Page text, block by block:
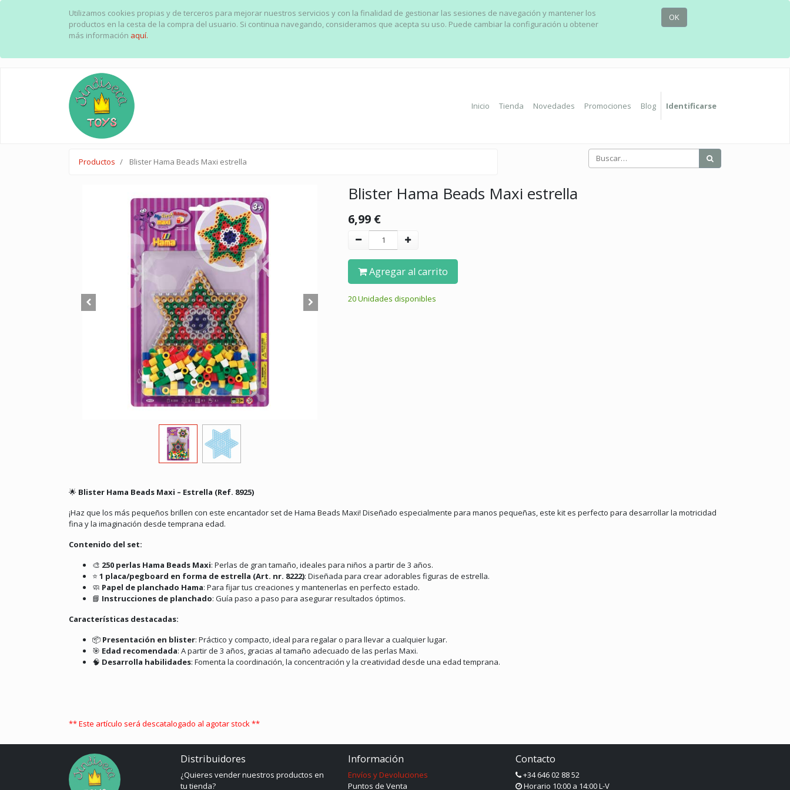
Utilizamos cookies propias y de terceros para mejorar nuestros servicios y con la finalidad de gestionar las sesiones de navegación y mantener los
productos en la cesta de la compra del usuario. Si continua navegando, consideramos que acepta su uso. Puede cambiar la configuración u obtener
más información aquí.
OK
Inicio Tienda Novedades Promociones Blog Identificarse
Productos Blister Hama Beads Maxi estrella
Blister Hama Beads Maxi estrella
6,99 €
Agregar al carrito
20 Unidades disponibles
🌟 Blister Hama Beads Maxi – Estrella (Ref. 8925)
¡Haz que los más pequeños brillen con este encantador set de Hama Beads Maxi! Diseñado especialmente para manos pequeñas, este kit es perfecto para desarrollar la motricidad
fina y la imaginación desde temprana edad.
Contenido del set:
🎨 250 perlas Hama Beads Maxi: Perlas de gran tamaño, ideales para niños a partir de 3 años.
⭐ 1 placa/pegboard en forma de estrella (Art. nr. 8222): Diseñada para crear adorables figuras de estrella.
🧼 Papel de planchado Hama: Para fijar tus creaciones y mantenerlas en perfecto estado.
📘 Instrucciones de planchado: Guía paso a paso para asegurar resultados óptimos.
Características destacadas:
📦 Presentación en blister: Práctico y compacto, ideal para regalar o para llevar a cualquier lugar.
🎯 Edad recomendada: A partir de 3 años, gracias al tamaño adecuado de las perlas Maxi.
🧠 Desarrolla habilidades: Fomenta la coordinación, la concentración y la creatividad desde una edad temprana.
** Este artículo será descatalogado al agotar stock **
Distribuidores
¿Quieres vender nuestros productos en
tu tienda?
Información
Envíos y Devoluciones
Puntos de Venta
Contacto
+34 646 02 88 52
Horario 10:00 a 14:00 L-V